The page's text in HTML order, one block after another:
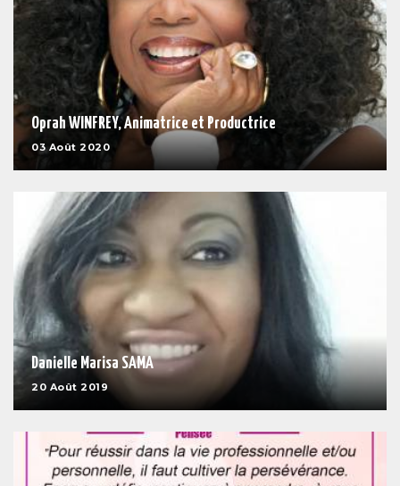
Oprah WINFREY, Animatrice et Productrice
03 Août 2020
Danielle Marisa SAMA
20 Août 2019